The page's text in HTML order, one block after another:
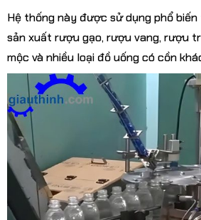
Hệ thống này được sử dụng phổ
sản xuất rượu gạo, rượu vang, rượu
mộc và nhiều loại đồ uống có cồn